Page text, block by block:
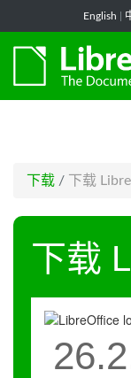
English
下载 / 下载
下载